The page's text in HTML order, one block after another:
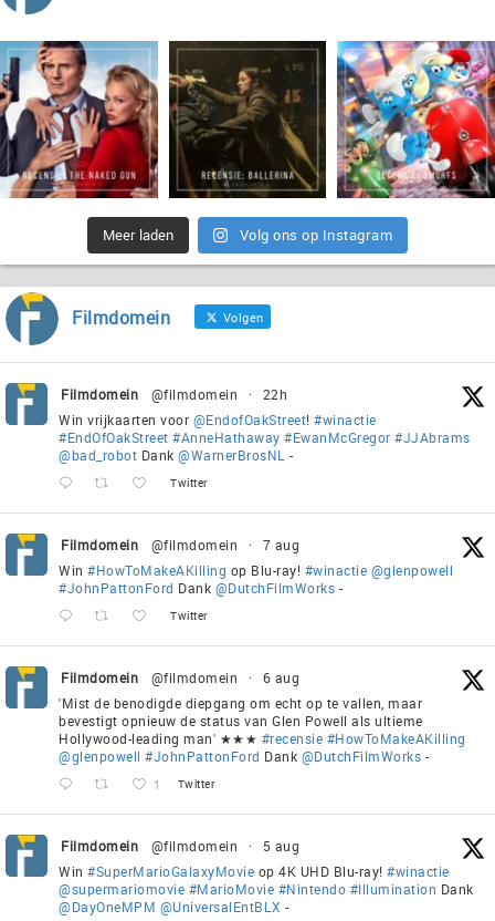
Meer laden Volg ons op Instagram
Filmdomein Volgen
Filmdomein @filmdomein ·
22h
Win vrijkaarten voor @EndofOakStreet! #winactie
#EndOfOakStreet #AnneHathaway #EwanMcGregor #JJAbrams
@bad_robot Dank @WarnerBrosNL -
Twitter
Filmdomein @filmdomein ·
7 aug
Win #HowToMakeAKilling op Blu-ray! #winactie @glenpowell
#JohnPattonFord Dank @DutchFilmWorks -
Twitter
Filmdomein @filmdomein ·
6 aug
'Mist de benodigde diepgang om echt op te vallen, maar
bevestigt opnieuw de status van Glen Powell als ultieme
Hollywood-leading man' ★★★ #recensie #HowToMakeAKilling
@glenpowell #JohnPattonFord Dank @DutchFilmWorks -
1 Twitter
Filmdomein @filmdomein ·
5 aug
Win #SuperMarioGalaxyMovie op 4K UHD Blu-ray! #winactie
@supermariomovie #MarioMovie #Nintendo #Illumination Dank
@DayOneMPM @UniversalEntBLX -